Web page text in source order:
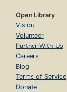
Page str. 45
Informacje o
Page str. 48
Adresy
Page str. 50
Open Library
Vision
Volunteer
Partner With Us
Careers
Blog
Terms of Service
Donate